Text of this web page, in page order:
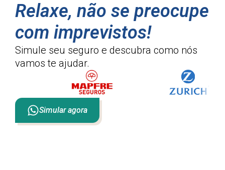
Relaxe, não se preocupe
com imprevistos!
Simule seu seguro e descubra como nós
vamos te ajudar.
Simular agora